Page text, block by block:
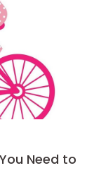
Need to